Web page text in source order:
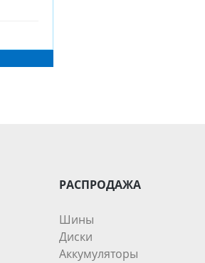
РАСПРОДАЖА
Шины
Диски
Аккумуляторы